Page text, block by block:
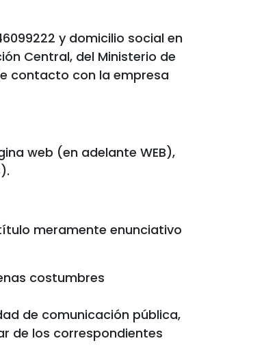
y domicilio social en
Central, del Ministerio de
contacto con la empresa
web (en adelante WEB),
meramente enunciativo
costumbres
de comunicación pública,
de los correspondientes